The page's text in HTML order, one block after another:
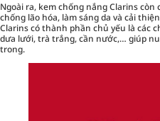
Ngoài ra, kem chống nắng Clarins
chống lão hóa, làm sáng da và cải
Clarins có thành phần chủ yếu là các
dưa lưới, trà trắng, cần nước,… giúp
trong.